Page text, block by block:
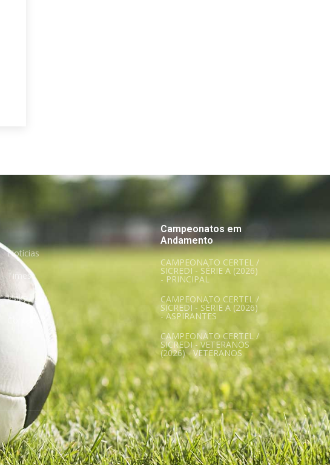
Notícias
Times
Links
Contato
Campeonatos em
Andamento
CAMPEONATO CERTEL /
SICREDI - SÉRIE A (2026)
- PRINCIPAL
CAMPEONATO CERTEL /
SICREDI - SÉRIE A (2026)
- ASPIRANTES
CAMPEONATO CERTEL /
SICREDI - VETERANOS
(2026) - VETERANOS